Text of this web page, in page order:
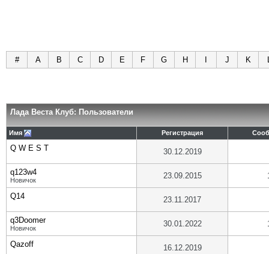
# A B C D E F G H J K
Лада Веста Клуб: Пользователи
Имя Регистрация
Q W E S T 30.12.2019
q123w4
Новичок 23.09.2015
Q14 23.11.2017
q3Doomer
Новичок 30.01.2022
Qazoff 16.12.2019